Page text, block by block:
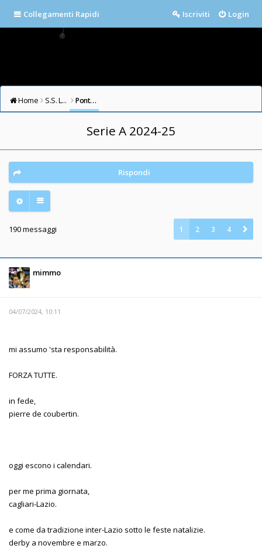
Collegamenti Rapidi Login
Iscriviti
Home S.S. LAZIO FORUM Ponte Milvio
Serie A 2024-25
Rispondi
190 messaggi 1 2 3 4
mimmo
04/07/2024, 10:11
mi assumo 'sta responsabilità.
FORZA TUTTE.
in fede,
pierre de coubertin.
oggi escono i calendari.
per me prima giornata,
cagliari-Lazio.
e come da tradizione inter-Lazio sotto le feste natalizie.
derby a novembre e marzo.